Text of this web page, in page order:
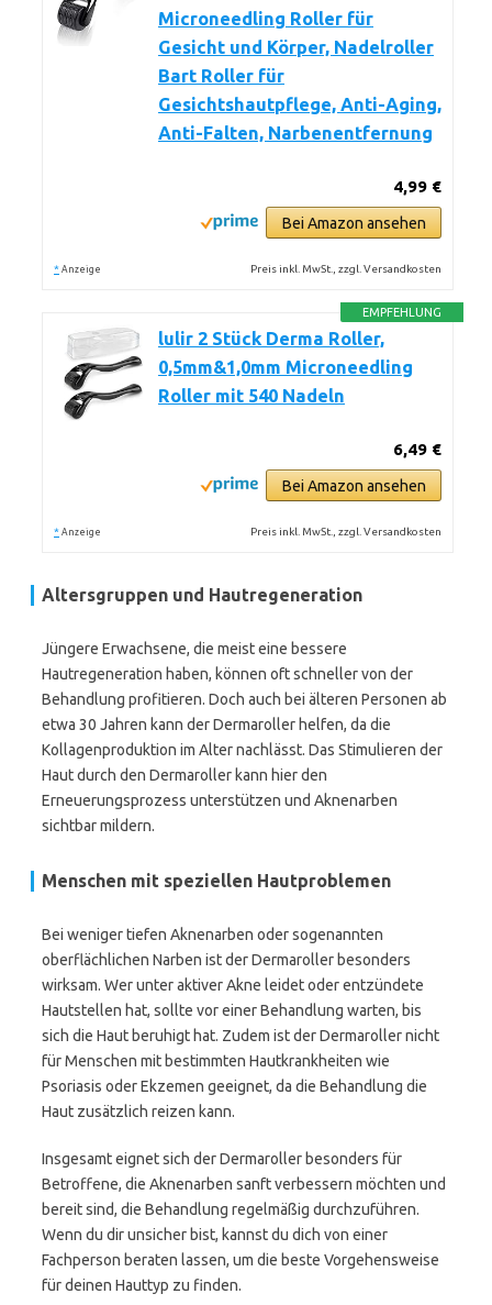
Microneedling Roller für
Gesicht und Körper, Nadelroller
Bart Roller für
Gesichtshautpflege, Anti-Aging,
Anti-Falten, Narbenentfernung
4,99 €
Bei Amazon ansehen
* Anzeige Preis inkl. MwSt., zzgl. Versandkosten
EMPFEHLUNG
lulir 2 Stück Derma Roller,
0,5mm&1,0mm Microneedling
Roller mit 540 Nadeln
6,49 €
Bei Amazon ansehen
* Anzeige Preis inkl. MwSt., zzgl. Versandkosten
Altersgruppen und Hautregeneration
Jüngere Erwachsene, die meist eine bessere
Hautregeneration haben, können oft schneller von der
Behandlung profitieren. Doch auch bei älteren Personen ab
etwa 30 Jahren kann der Dermaroller helfen, da die
Kollagenproduktion im Alter nachlässt. Das Stimulieren der
Haut durch den Dermaroller kann hier den
Erneuerungsprozess unterstützen und Aknenarben
sichtbar mildern.
Menschen mit speziellen Hautproblemen
Bei weniger tiefen Aknenarben oder sogenannten
oberflächlichen Narben ist der Dermaroller besonders
wirksam. Wer unter aktiver Akne leidet oder entzündete
Hautstellen hat, sollte vor einer Behandlung warten, bis
sich die Haut beruhigt hat. Zudem ist der Dermaroller nicht
für Menschen mit bestimmten Hautkrankheiten wie
Psoriasis oder Ekzemen geeignet, da die Behandlung die
Haut zusätzlich reizen kann.
Insgesamt eignet sich der Dermaroller besonders für
Betroffene, die Aknenarben sanft verbessern möchten und
bereit sind, die Behandlung regelmäßig durchzuführen.
Wenn du dir unsicher bist, kannst du dich von einer
Fachperson beraten lassen, um die beste Vorgehensweise
für deinen Hauttyp zu finden.